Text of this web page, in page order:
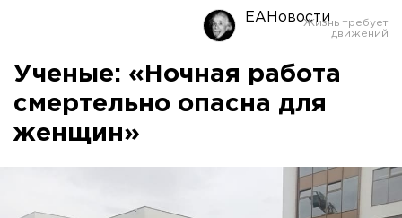
ЕАНовости
Ученые: «Ночная работа
смертельно опасна для
женщин»